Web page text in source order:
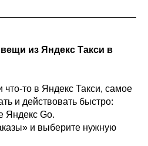
из Яндекс Такси в
что-то в Яндекс Такси, самое
и действовать быстро:
Яндекс Go.
и выберите нужную